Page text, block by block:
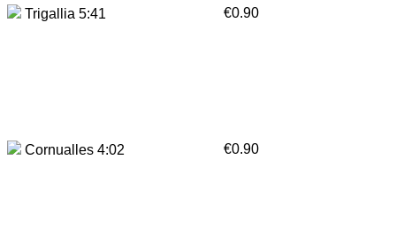
Trigallia 5:41 €0.90
Cornualles 4:02 €0.90